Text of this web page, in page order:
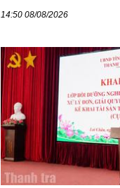
14:50 08/08/2026